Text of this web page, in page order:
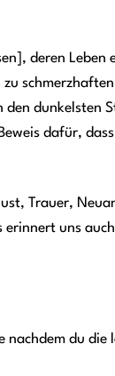
deren Leben
dunkelsten
dafür,
Trauer,
erinnert uns
nachdem du die